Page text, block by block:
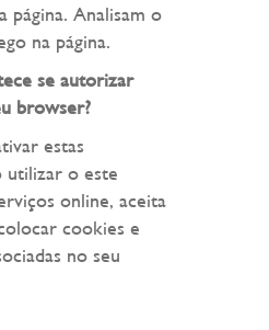
página. Analisam o
na página.
se autorizar
browser?
estas
utilizar o este
online, aceita
cookies e
no seu